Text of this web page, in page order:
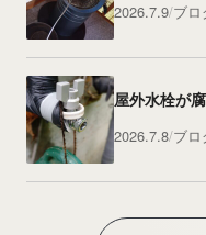
2026.7.9 ブロ
屋外水栓が
2026.7.8 ブロ